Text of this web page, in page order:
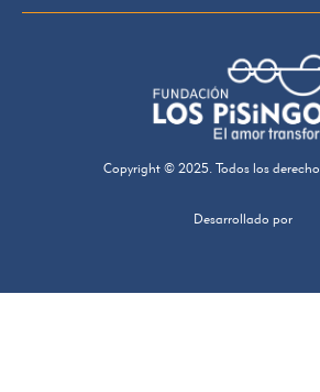
Copyright © 2025. Todos los
Desarrollado por